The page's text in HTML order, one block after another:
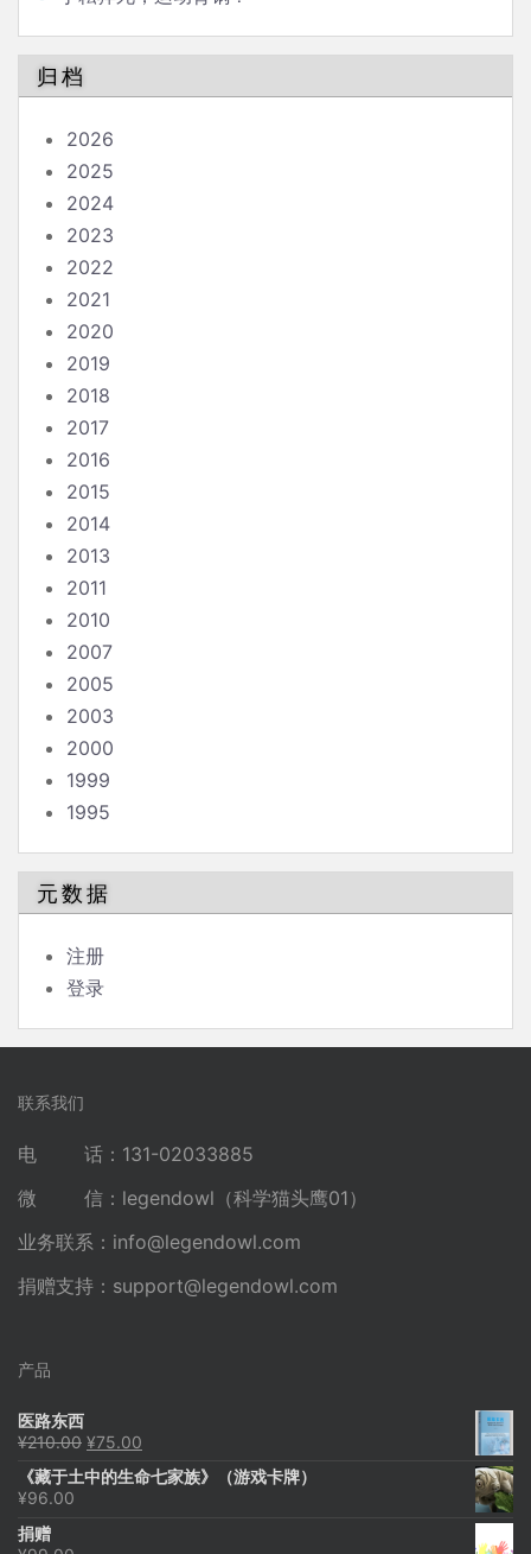
归档
2026
2025
2024
2023
2022
2021
2020
2019
2018
2017
2016
2015
2014
2013
2011
2010
2007
2005
2003
2000
1999
1995
元数据
注册
登录
联系我们
电 话：131-02033885
微 信：legendowl（科学猫头鹰01）
业务联系： info@legendowl.com
捐赠支持： support@legendowl.com
产品
医路东西
¥210.00 原
为：
¥75.00
价
《藏于土中的生命七家族》（游戏卡牌）
¥96.00
捐赠